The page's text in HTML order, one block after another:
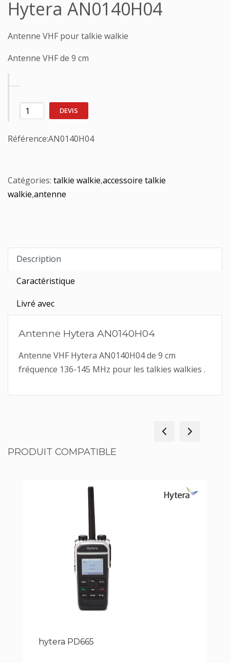
Hytera AN0140H04
Antenne VHF pour talkie walkie
Antenne VHF de 9 cm
DEVIS
Référence:AN0140H04
Catégories: talkie walkie,accessoire talkie
walkie,antenne
Description
Caractéristique
Livré avec
Antenne Hytera AN0140H04
Antenne VHF Hytera AN0140H04 de 9 cm
fréquence 136-145 MHz pour les talkies walkies .
PRODUIT COMPATIBLE
hytera PD665